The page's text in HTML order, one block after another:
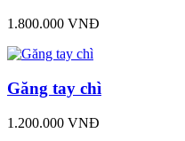
1.800.000 VNĐ
Găng tay chì
1.200.000 VNĐ